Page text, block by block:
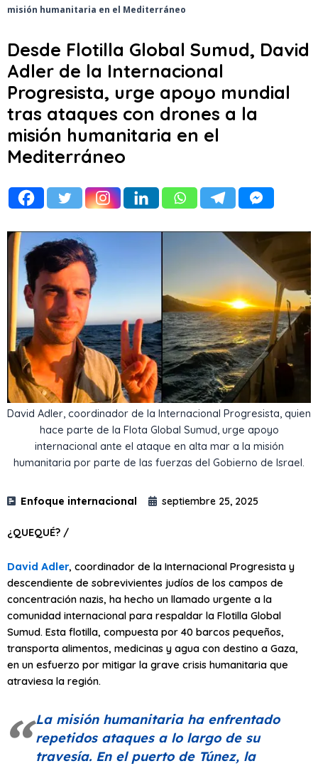
misión humanitaria en el Mediterráneo
Desde Flotilla Global Sumud, David
Adler de la Internacional
Progresista, urge apoyo mundial
tras ataques con drones a la
misión humanitaria en el
Mediterráneo
David Adler, coordinador de la Internacional Progresista, quien
hace parte de la Flota Global Sumud, urge apoyo
internacional ante el ataque en alta mar a la misión
humanitaria por parte de las fuerzas del Gobierno de Israel.
Enfoque internacional septiembre 25, 2025
¿QUEQUÉ? /
David Adler, coordinador de la Internacional Progresista y
descendiente de sobrevivientes judíos de los campos de
concentración nazis, ha hecho un llamado urgente a la
comunidad internacional para respaldar la Flotilla Global
Sumud. Esta flotilla, compuesta por 40 barcos pequeños,
transporta alimentos, medicinas y agua con destino a Gaza,
en un esfuerzo por mitigar la grave crisis humanitaria que
atraviesa la región.
La misión humanitaria ha enfrentado
repetidos ataques a lo largo de su
travesía. En el puerto de Túnez, la